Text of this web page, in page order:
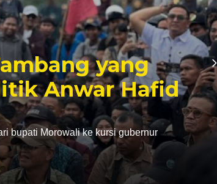
yang
Anwar Hafid
bupati Morowali ke kursi gubernur